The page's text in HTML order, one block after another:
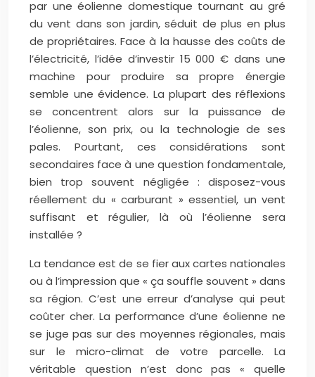
par une éolienne domestique tournant au gré
du vent dans son jardin, séduit de plus en plus
de propriétaires. Face à la hausse des coûts de
l’électricité, l’idée d’investir 15 000 € dans une
machine pour produire sa propre énergie
semble une évidence. La plupart des réflexions
se concentrent alors sur la puissance de
l’éolienne, son prix, ou la technologie de ses
pales. Pourtant, ces considérations sont
secondaires face à une question fondamentale,
bien trop souvent négligée : disposez-vous
réellement du « carburant » essentiel, un vent
suffisant et régulier, là où l’éolienne sera
installée ?
La tendance est de se fier aux cartes nationales
ou à l’impression que « ça souffle souvent » dans
sa région. C’est une erreur d’analyse qui peut
coûter cher. La performance d’une éolienne ne
se juge pas sur des moyennes régionales, mais
sur le micro-climat de votre parcelle. La
véritable question n’est donc pas « quelle